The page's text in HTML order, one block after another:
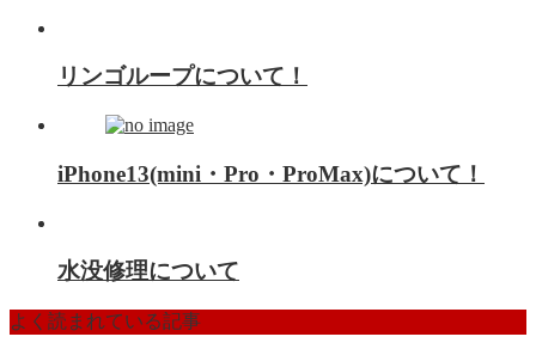
リンゴループについて！
iPhone13(mini・Pro・ProMax)について！
水没修理について
よく読まれている記事